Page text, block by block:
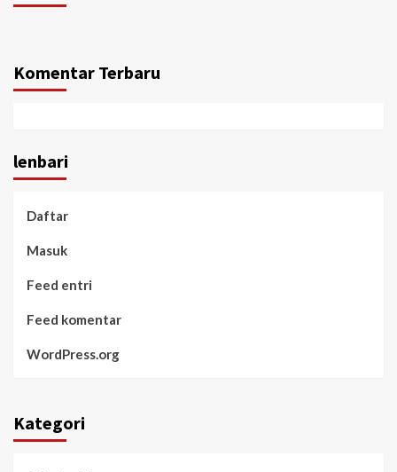
Komentar Terbaru
lenbari
Daftar
Masuk
Feed entri
Feed komentar
WordPress.org
Kategori